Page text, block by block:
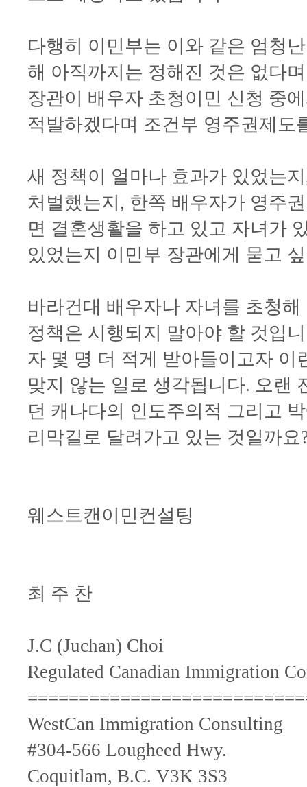
다행히 이민부는 이와 같은 엄청
해 아직까지는 정해진 것은 없다
장관이 배우자 초청이민 신청 중
적발하겠다며 조건부 영주권제도
새 정책이 얼마나 효과가 있었는
처벌했는지, 한쪽 배우자가 영주
면 결혼생활을 하고 있고 자녀가
있었는지 이민부 장관에게 묻고
바라건대 배우자나 자녀를 초청
정책은 시행되지 말아야 할 것입
자 몇 명 더 적게 받아들이고자
맞지 않는 일로 생각됩니다. 오랜
던 캐나다의 인도주의적 그리고
리막길로 달려가고 있는 것일까요
웨스트캔이민컨설팅
최 주 찬
J.C (Juchan) Choi
Regulated Canadian Immigration
WestCan Immigration Consulting
#304-566 Lougheed Hwy.
Coquitlam, B.C. V3K 3S3